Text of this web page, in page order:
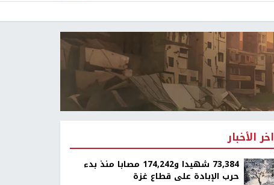
اخر الأخبار
73,384 شهيدا و174,242 مصابا منذ بدء
حرب الإبادة على قطاع غزة